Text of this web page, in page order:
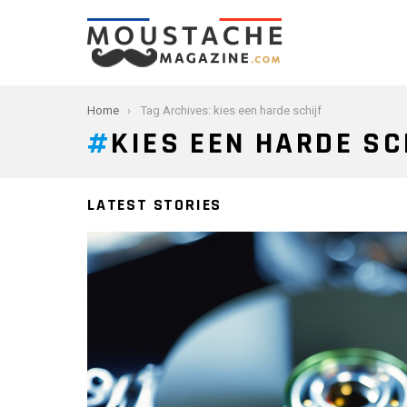
You are here:
Home Tag Archives: kies een harde schijf
KIES EEN HARDE
LATEST STORIES